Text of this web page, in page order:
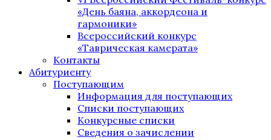
«День баяна, аккордеона и
гармоники»
Всероссийский конкурс
«Таврическая камерата»
Контакты
Абитуриенту
Поступающим
Информация для поступающих
Списки поступающих
Конкурсные списки
Сведения о зачислении